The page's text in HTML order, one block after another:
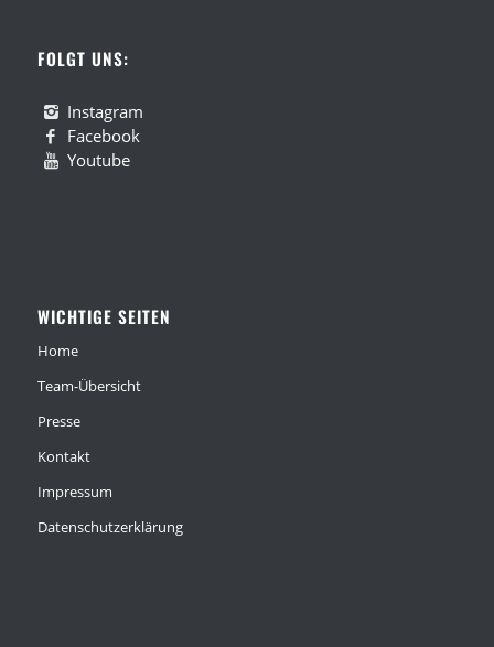
FOLGT UNS:
Instagram
Facebook
Youtube
WICHTIGE SEITEN
Home
Team-Übersicht
Presse
Kontakt
Impressum
Datenschutzerklärung